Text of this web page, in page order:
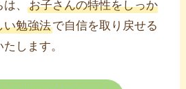
は、お子さんの特性をしっか
い勉強法で自信を取り戻せる
します。